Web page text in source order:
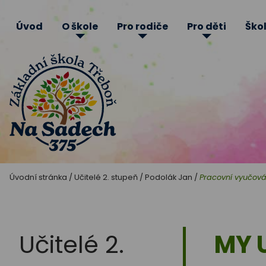
Základní
Třeboň
Úvod O škole Pro rodiče Pro děti
Úvodní stránka / Učitelé 2. stupeň / Podolák Jan / Pracovní
MY
Učitelé 2.